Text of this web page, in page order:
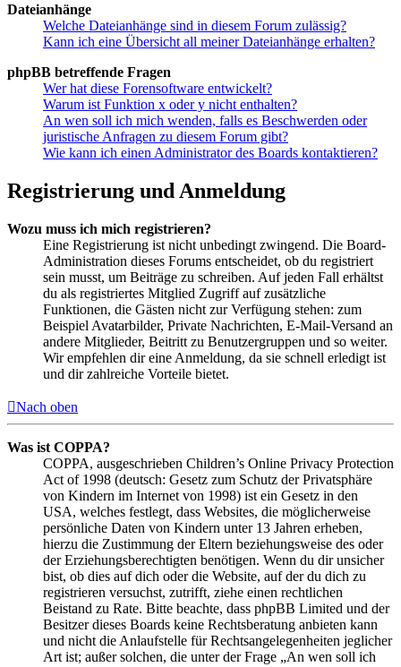
Dateianhänge
Welche Dateianhänge sind in diesem Forum zulässig?
Kann ich eine Übersicht all meiner Dateianhänge erhalten?
phpBB betreffende Fragen
Wer hat diese Forensoftware entwickelt?
Warum ist Funktion x oder y nicht enthalten?
An wen soll ich mich wenden, falls es Beschwerden oder
juristische Anfragen zu diesem Forum gibt?
Wie kann ich einen Administrator des Boards kontaktieren?
Registrierung und Anmeldung
Wozu muss ich mich registrieren?
Eine Registrierung ist nicht unbedingt zwingend. Die Board-
Administration dieses Forums entscheidet, ob du registriert
sein musst, um Beiträge zu schreiben. Auf jeden Fall erhältst
du als registriertes Mitglied Zugriff auf zusätzliche
Funktionen, die Gästen nicht zur Verfügung stehen: zum
Beispiel Avatarbilder, Private Nachrichten, E-Mail-Versand an
andere Mitglieder, Beitritt zu Benutzergruppen und so weiter.
Wir empfehlen dir eine Anmeldung, da sie schnell erledigt ist
und dir zahlreiche Vorteile bietet.
Nach oben
Was ist COPPA?
COPPA, ausgeschrieben Children’s Online Privacy Protection
Act of 1998 (deutsch: Gesetz zum Schutz der Privatsphäre
von Kindern im Internet von 1998) ist ein Gesetz in den
USA, welches festlegt, dass Websites, die möglicherweise
persönliche Daten von Kindern unter 13 Jahren erheben,
hierzu die Zustimmung der Eltern beziehungsweise des oder
der Erziehungsberechtigten benötigen. Wenn du dir unsicher
bist, ob dies auf dich oder die Website, auf der du dich zu
registrieren versuchst, zutrifft, ziehe einen rechtlichen
Beistand zu Rate. Bitte beachte, dass phpBB Limited und der
Besitzer dieses Boards keine Rechtsberatung anbieten kann
und nicht die Anlaufstelle für Rechtsangelegenheiten jeglicher
Art ist; außer solchen, die unter der Frage „An wen soll ich